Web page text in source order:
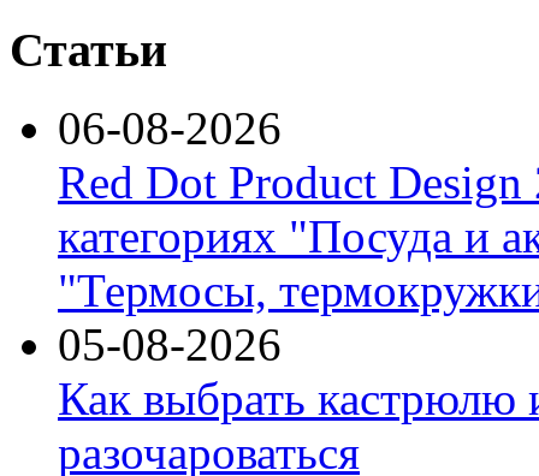
Статьи
06-08-2026
Red Dot Product Design
категориях "Посуда и
"Термосы,
05-08-2026
Как выбрать кастрюлю
разочароваться